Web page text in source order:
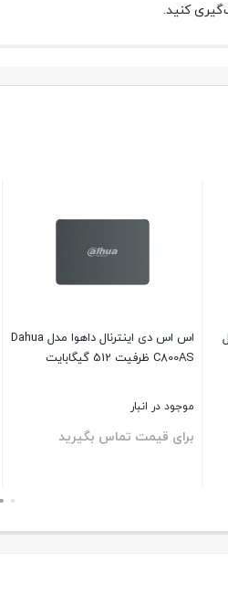
کنید.
اس اس دی اینترنال داهوا مدل Dahua
C800AS ظرفیت 512 گیگابایت
موجود در انبار
برای قیمت تماس بگیرید